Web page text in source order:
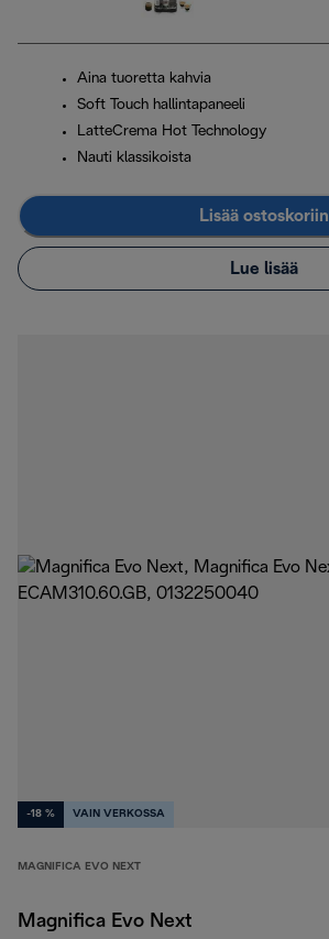
Aina tuoretta kahvia
Soft Touch hallintapaneeli
LatteCrema Hot Technology
Nauti klassikoista
Lisää ostoskoriin
Lue lisää
-18 % VAIN VERKOSSA
MAGNIFICA EVO NEXT
Magnifica Evo Next